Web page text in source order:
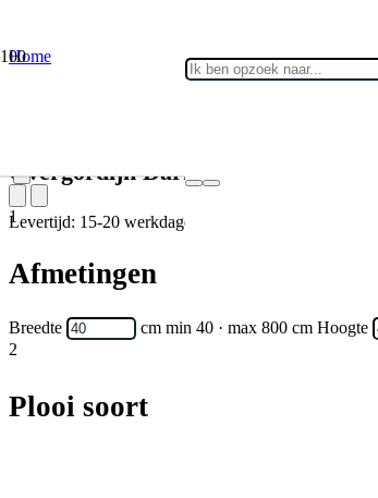
Home
Overgordijn Dark 24
Levertijd: 15-20 werkdagen
1
Afmetingen
Breedte cm min 40 · max 800 cm Hoogte
2
Plooi soort